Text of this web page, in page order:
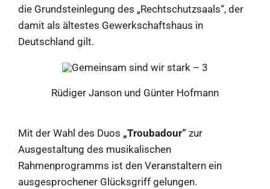
die Grundsteinlegung des „Rechtschutzsaals“, der
damit als ältestes Gewerkschaftshaus in
Deutschland gilt.
Rüdiger Janson und Günter Hofmann
Mit der Wahl des Duos „Troubadour“zur
Ausgestaltung des musikalischen
Rahmenprogramms ist den Veranstaltern ein
ausgesprochener Glücksgriff gelungen.